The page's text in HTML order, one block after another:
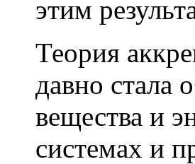
этим
Теория
давно стала
вещества и
системах и